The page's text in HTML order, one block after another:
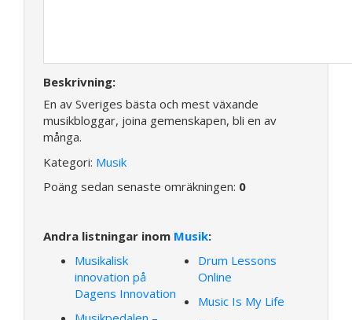
Beskrivning:
En av Sveriges bästa och mest växande
musikbloggar, joina gemenskapen, bli en av
många.
Kategori: Musik
Poäng sedan senaste omräkningen: 0
Andra listningar inom Musik:
Musikalisk
innovation på
Dagens Innovation
Drum Lessons
Online
Music Is My Life